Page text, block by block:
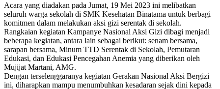
Acara yang diadakan pada Jumat, 19 Mei 2023 ini melibatkan
seluruh warga sekolah di SMK Kesehatan Binatama untuk berbagi
komitmen dalam melakukan aksi gizi serentak di sekolah.
Rangkaian kegiatan Kampanye Nasional Aksi Gizi dibagi menjadi
beberapa kegiatan, antara lain sebagai berikut: senam bersama,
sarapan bersama, Minum TTD Serentak di Sekolah, Pemutaran
Edukasi, dan Edukasi Pencegahan Anemia yang diberikan oleh
Mujijat Martani, AMG.
Dengan terselenggaranya kegiatan Gerakan Nasional Aksi Bergizi
ini, diharapkan mampu menumbuhkan kesadaran sejak dini kepada